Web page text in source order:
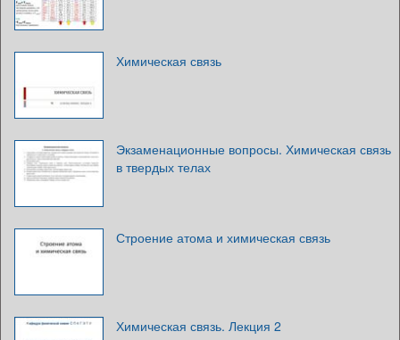
Химическая связь
Экзаменационные вопросы. Химическая связь
в твердых телах
Строение атома и химическая связь
Химическая связь. Лекция 2